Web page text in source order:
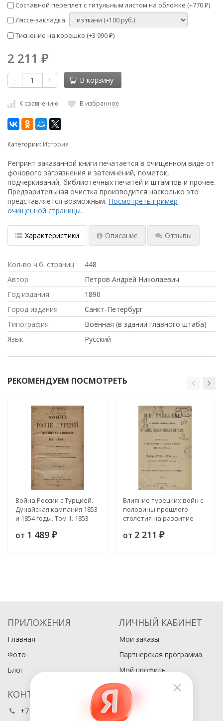
Составной переплет с титульным листом на обложке (+770 ₽)
Ляссе-закладка
Тиснение на корешке (+3 990 ₽)
2 211 ₽
- + В корзину
К сравнению В избранное
Категории: История
Репринт заказанной книги печатается в очищенном виде от
фонового загрязнения и затемнений, пометок,
подчеркиваний, библиотечных печатей и штампов и прочее.
Предварительная очистка производится насколько это
представляется возможным. Посмотреть пример
очищенной страницы.
Характеристики Описание Отзывы
Кол-во ч.б. страниц
448
Автор
Петров Андрей Николаевич
Год издания
1890
Город издания
Санкт-Петербург
Типография
Военная (в здании главного штаба)
Язык
Русский
РЕКОМЕНДУЕМ ПОСМОТРЕТЬ
Война России с Турцией.
Дунайская кампания 1853
и 1854 годы. Том 1. 1853
от 1 489 ₽
Влияние турецких войн с
половины прошлого
столетия на развитие
искусства. Том 1. Война
от 2 211 ₽
ПРИЛОЖЕНИЯ
Главная
Фото
Блог
ЛИЧНЫЙ КАБИНЕТ
Мои заказы
Партнерская программа
Мой профиль
КОНТАКТЫ
+7 (495) 486-80-76